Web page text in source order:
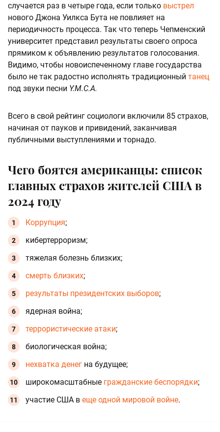
случается раз в четыре года, если только выстрел
нового Джона Уилкса Бута не повлияет на
периодичность процесса. Так что теперь Чепменский
университет представил результаты своего опроса
прямиком к объявлению результатов голосования.
Видимо, чтобы новоиспеченному главе государства
было не так радостно исполнять традиционный танец
под звуки песни Y.M.C.A.
Всего в свой рейтинг социологи включили 85 страхов,
начиная от пауков и привидений, заканчивая
публичными выступлениями и торнадо.
Чего боятся американцы: список
главных страхов жителей США в
2024 году
Коррупция;
кибертерроризм;
тяжелая болезнь близких;
смерть близких;
результаты президентских выборов;
ядерная война;
террористические атаки;
биологическая война;
нехватка денег на будущее;
широкомасштабные гражданские беспорядки;
участие США в еще одной мировой войне.